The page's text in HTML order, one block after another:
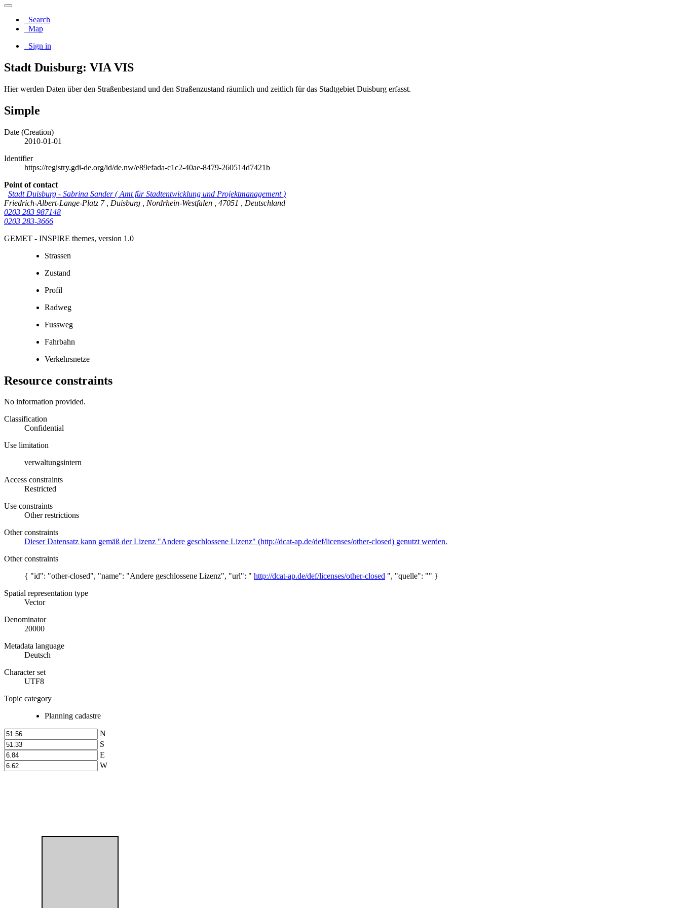
Search
Map
Sign in
Stadt Duisburg: VIA VIS
Hier werden Daten über den Straßenbestand und den Straßenzustand räumlich und zeitlich für das Stadtgebiet Duisburg erfasst.
Simple
Date (Creation)
2010-01-01
Identifier
https://registry.gdi-de.org/id/de.nw/e89efada-c1c2-40ae-8479-260514d7421b
Point of contact
Stadt Duisburg - Sabrina Sander(Amt für Stadtentwicklung und Projektmanagement )
Friedrich-Albert-Lange-Platz 7
Duisburg Nordrhein-Westfalen 47051
Deutschland
0203 283 987148
0203 283-3666
GEMET - INSPIRE themes, version 1.0
Strassen
Zustand
Profil
Radweg
Fussweg
Fahrbahn
Verkehrsnetze
Resource constraints
No information provided.
Classification
Confidential
Use limitation
verwaltungsintern
Access constraints
Restricted
Use constraints
Other restrictions
Other constraints
Dieser Datensatz kann gemäß der Lizenz "Andere geschlossene Lizenz" (http://dcat-ap.de/def/licenses/other-closed) genutzt werden.
Other constraints
{ "id": "other-closed", "name": "Andere geschlossene Lizenz", "url": " http://dcat-ap.de/def/licenses/other-closed ", "quelle": "" }
Spatial representation type
Vector
Denominator
20000
Metadata language
Deutsch
Character set
UTF8
Topic category
Planning cadastre
N
S
E
W